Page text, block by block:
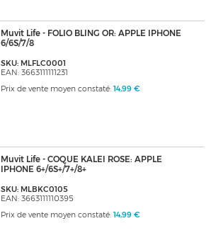
Muvit Life - FOLIO BLING OR: APPLE IPHONE
6/6S/7/8
SKU: MLFLC0001
EAN: 3663111111231
Prix de vente moyen constaté: 14,99 €
Muvit Life - COQUE KALEI ROSE: APPLE
IPHONE 6+/6S+/7+/8+
SKU: MLBKC0105
EAN: 3663111110395
Prix de vente moyen constaté: 14,99 €